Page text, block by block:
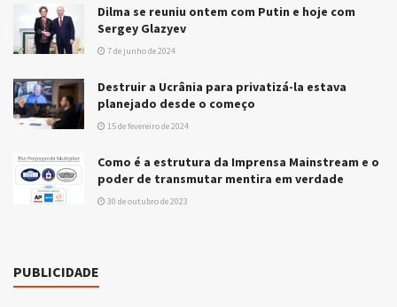
Dilma se reuniu ontem com Putin e hoje com
Sergey Glazyev
7 de junho de 2024
Destruir a Ucrânia para privatizá-la estava
planejado desde o começo
15 de fevereiro de 2024
Como é a estrutura da Imprensa Mainstream e o
poder de transmutar mentira em verdade
30 de outubro de 2023
PUBLICIDADE